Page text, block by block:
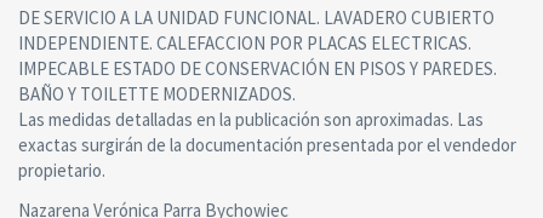
DE SERVICIO A LA UNIDAD FUNCIONAL. LAVADERO CUBIERTO
INDEPENDIENTE. CALEFACCION POR PLACAS ELECTRICAS.
IMPECABLE ESTADO DE CONSERVACIÓN EN PISOS Y PAREDES.
BAÑO Y TOILETTE MODERNIZADOS.
Las medidas detalladas en la publicación son aproximadas. Las
exactas surgirán de la documentación presentada por el vendedor
propietario.
Nazarena Verónica Parra Bychowiec